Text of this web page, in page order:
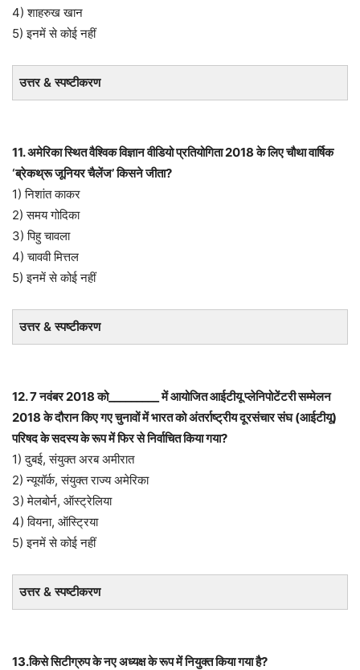
4) शाहरुख खान
5) इनमें से कोई नहीं
उत्तर & स्पष्टीकरण
11. अमेरिका स्थित वैश्विक विज्ञान वीडियो प्रतियोगिता 2018 के लिए चौथा वार्षिक
‘ब्रेकथ्रू जूनियर चैलेंज’ किसने जीता?
1) निशांत काकर
2) समय गोदिका
3) पिहु चावला
4) चाववी मित्तल
5) इनमें से कोई नहीं
उत्तर & स्पष्टीकरण
12. 7 नवंबर 2018 को_________ में आयोजित आईटीयू प्लेनिपोटेंटरी सम्मेलन
2018 के दौरान किए गए चुनावों में भारत को अंतर्राष्ट्रीय दूरसंचार संघ (आईटीयू)
परिषद के सदस्य के रूप में फिर से निर्वाचित किया गया?
1) दुबई, संयुक्त अरब अमीरात
2) न्यूयॉर्क, संयुक्त राज्य अमेरिका
3) मेलबोर्न, ऑस्ट्रेलिया
4) वियना, ऑस्ट्रिया
5) इनमें से कोई नहीं
उत्तर & स्पष्टीकरण
13.किसे सिटीग्रुप के नए अध्यक्ष के रूप में नियुक्त किया गया है?